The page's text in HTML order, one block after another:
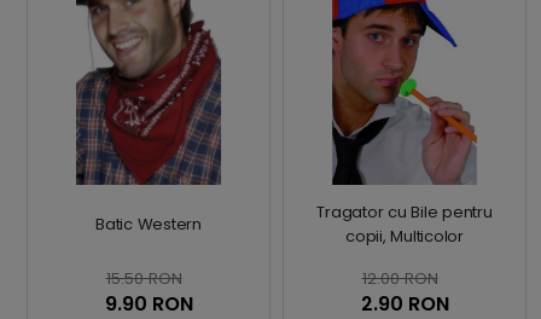
Batic Western
15.50 RON
9.90 RON
Tragator cu Bile pentru
copii, Multicolor
12.00 RON
2.90 RON